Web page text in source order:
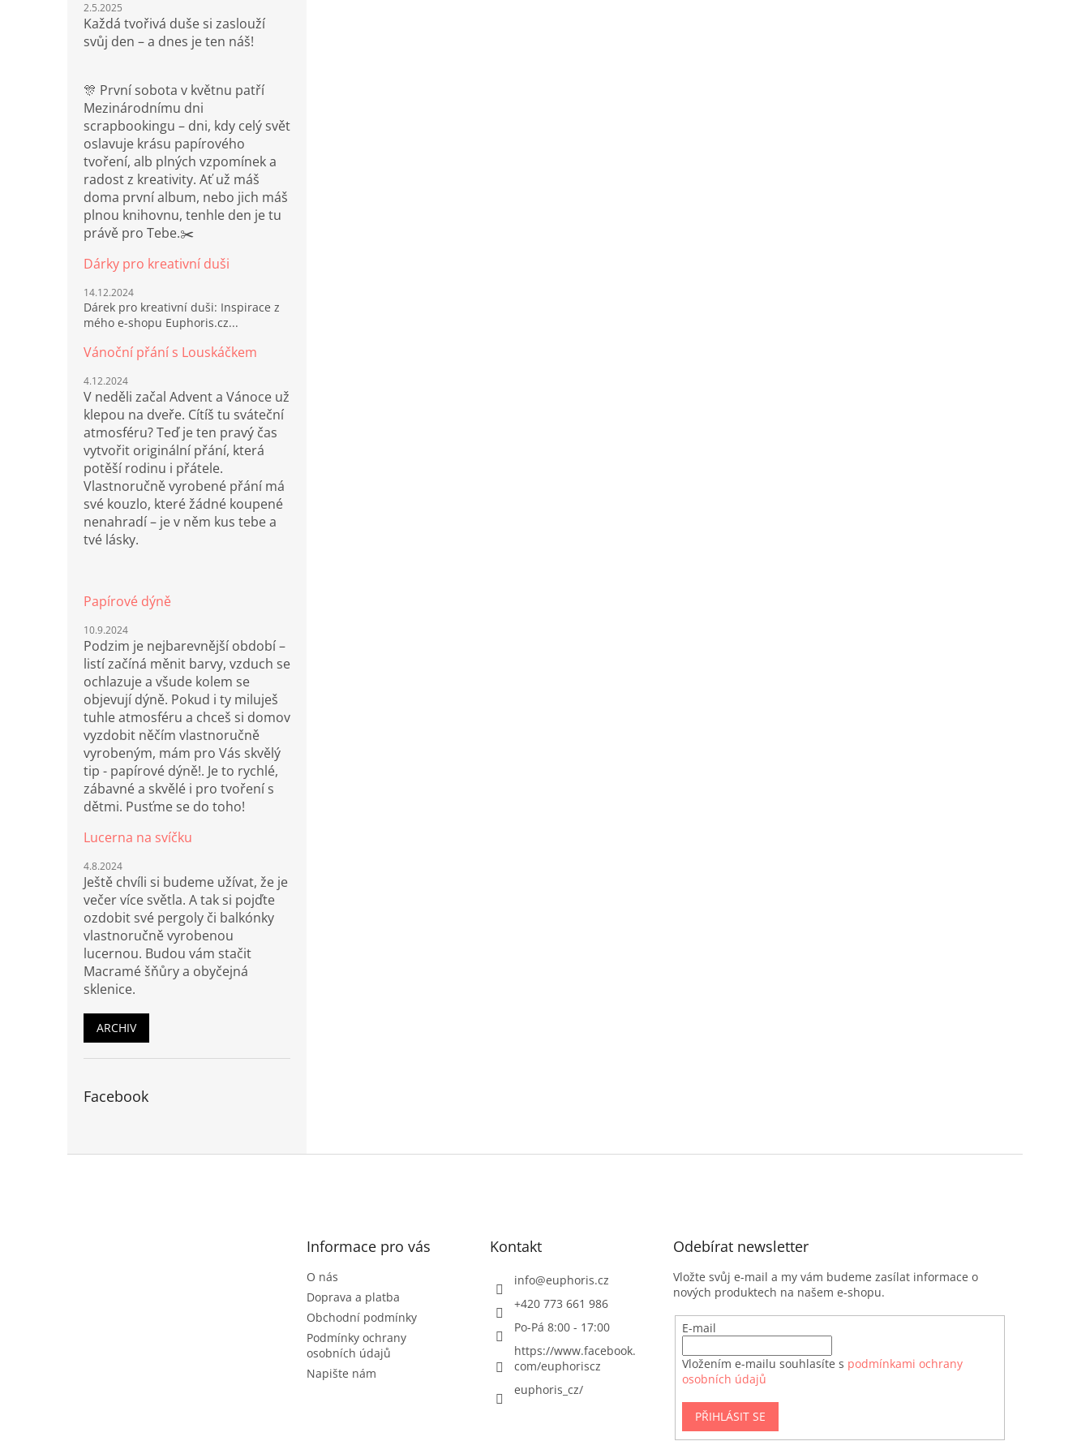
2.5.2025
Každá tvořivá duše si zaslouží
svůj den – a dnes je ten náš!
🎊 První sobota v květnu patří
Mezinárodnímu dni
scrapbookingu – dni, kdy celý svět
oslavuje krásu papírového
tvoření, alb plných vzpomínek a
radost z kreativity. Ať už máš
doma první album, nebo jich máš
plnou knihovnu, tenhle den je tu
právě pro Tebe.✂️
Dárky pro kreativní duši
14.12.2024
Dárek pro kreativní duši: Inspirace z
mého e-shopu Euphoris.cz...
Vánoční přání s Louskáčkem
4.12.2024
V neděli začal Advent a Vánoce už
klepou na dveře. Cítíš tu sváteční
atmosféru? Teď je ten pravý čas
vytvořit originální přání, která
potěší rodinu i přátele.
Vlastnoručně vyrobené přání má
své kouzlo, které žádné koupené
nenahradí – je v něm kus tebe a
tvé lásky.
Papírové dýně
10.9.2024
Podzim je nejbarevnější období –
listí začíná měnit barvy, vzduch se
ochlazuje a všude kolem se
objevují dýně. Pokud i ty miluješ
tuhle atmosféru a chceš si domov
vyzdobit něčím vlastnoručně
vyrobeným, mám pro Vás skvělý
tip - papírové dýně!. Je to rychlé,
zábavné a skvělé i pro tvoření s
dětmi. Pusťme se do toho!
Lucerna na svíčku
4.8.2024
Ještě chvíli si budeme užívat, že je
večer více světla. A tak si pojďte
ozdobit své pergoly či balkónky
vlastnoručně vyrobenou
lucernou. Budou vám stačit
Macramé šňůry a obyčejná
sklenice.
ARCHIV
Facebook
Informace pro vás
O nás
Doprava a platba
Obchodní podmínky
Podmínky ochrany
osobních údajů
Napište nám
Kontakt
info@euphoris.cz
+420 773 661 986
Po-Pá 8:00 - 17:00
https://www.facebook.
com/euphoriscz
euphoris_cz/
Odebírat newsletter
Vložte svůj e-mail a my vám budeme zasílat informace o
nových produktech na našem e-shopu.
E-mail
Vložením e-mailu souhlasíte s podmínkami ochrany
osobních údajů
PŘIHLÁSIT SE